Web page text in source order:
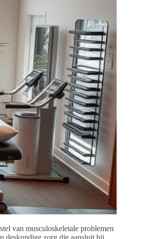
van musculoskeletale problemen